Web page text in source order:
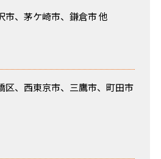
市、茅ケ崎市、鎌倉市 他
区、西東京市、三鷹市、町田市